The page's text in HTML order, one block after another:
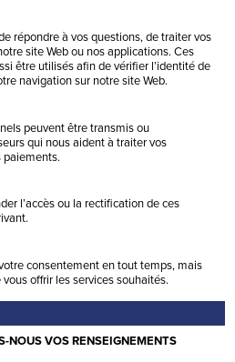
répondre à vos questions, de traiter vos
site Web ou nos applications. Ces
être utilisés afin de vérifier l’identité de
navigation sur notre site Web.
peuvent être transmis ou
qui nous aident à traiter vos
l’accès ou la rectification de ces
consentement en tout temps, mais
offrir les services souhaités.
NOUS VOS RENSEIGNEMENTS